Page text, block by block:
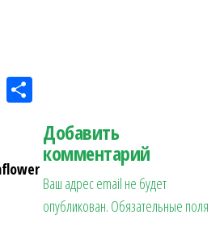
M
n
ра
в
ит
ь
записям
Добавить
комментарий
Ваш адрес email не будет
опубликован. Обязательные поля